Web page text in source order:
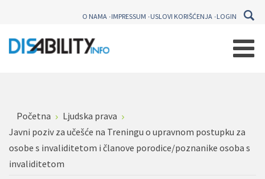
O NAMA IMPRESSUM USLOVI KORIŠĆENJA LOGIN
Početna
Ljudska prava
Javni poziv za učešće na Treningu o upravnom postupku za
osobe s invaliditetom i članove porodice/poznanike osoba s
invaliditetom